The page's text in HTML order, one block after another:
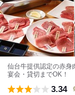
仙台牛提供認定の赤身
宴会・貸切までOK！
3.34